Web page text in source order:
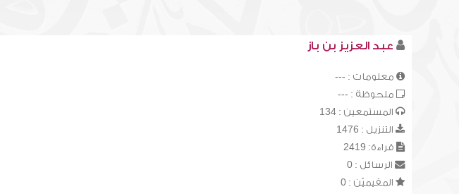
عبد العزيز بن باز
معلومات : ---
ملحوظة : ---
المستمعين : 134
التنزيل : 1476
قراءة: 2419
الرسائل : 0
المقيميّن : 0